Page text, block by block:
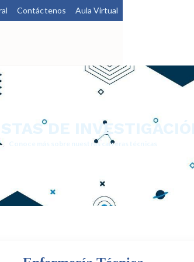
Contáctenos Aula Virtual
DE INVESTIGACIÓN
Conoce más sobre nuestras carreras técnicas